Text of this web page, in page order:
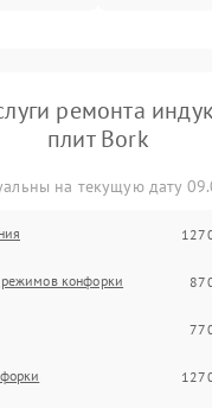
ремонта
плит Bork
на текущую дату
режимов конфорки